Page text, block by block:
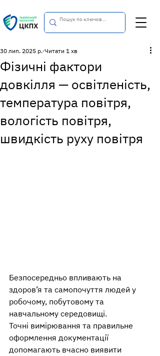
Фізичні фактори
довкілля — освітленість,
температура повітря,
вологість повітря,
швидкість руху повітря
30 лип. 2025 р. Читати 1 хв
Безпосередньо впливають на
здоров’я та самопочуття людей у
робочому, побутовому та
навчальному середовищі.
Точні вимірювання та правильне
оформлення документації
допомагають вчасно виявити